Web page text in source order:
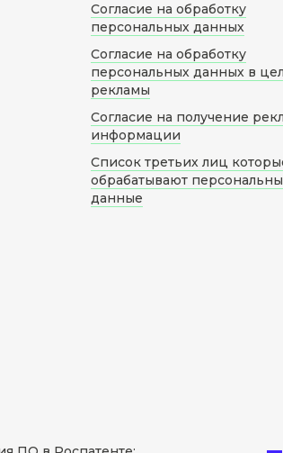
Согласие на обработку
персональных данных
Согласие на обработку
персональных данных в
рекламы
Согласие на получение
информации
Список третьих лиц
обрабатывают
данные